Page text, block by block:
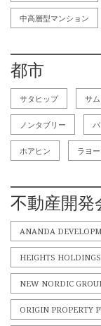
中高層型マンション
都市
サタヒップ サ
ノンタブリー
ホアヒン ラヨ
不動産開発
ANANDA
HEIGHTS
NEW NORDIC
ORIGIN PROPERTY